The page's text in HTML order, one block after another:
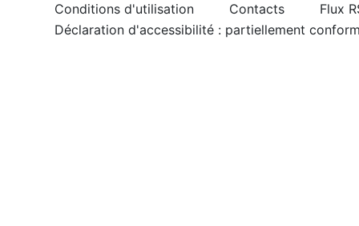
Conditions d'utilisation Contacts
Flux
Déclaration d'accessibilité : partiellement